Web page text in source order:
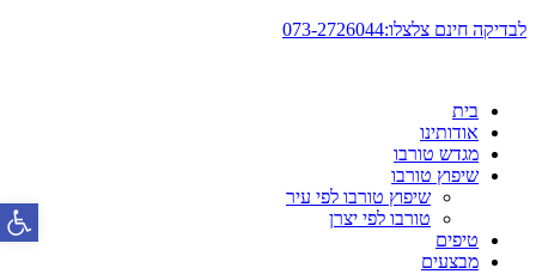
דלג
לבדיקה חינם צלצלו:073-2726044
בית
אודותינו
מגדש טורבו
שיפוץ טורבו
שיפוץ טורבו לפי עיר
טורבו לפי יצרן
טיפים
מבצעים
פתח